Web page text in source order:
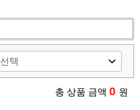
총 상품 금액 0 원